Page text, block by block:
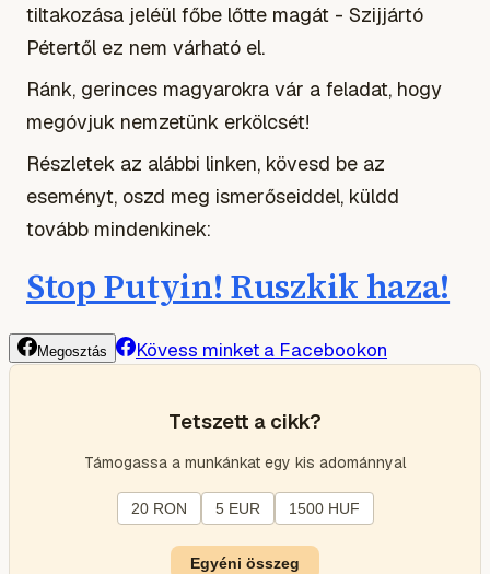
tiltakozása jeléül főbe lőtte magát - Szijjártó
Pétertől ez nem várható el.
Ránk, gerinces magyarokra vár a feladat, hogy
megóvjuk nemzetünk erkölcsét!
Részletek az alábbi linken, kövesd be az
eseményt, oszd meg ismerőseiddel, küldd
tovább mindenkinek:
Stop Putyin! Ruszkik haza!
Megosztás Kövess minket a Facebookon
Tetszett a cikk?
Támogassa a munkánkat egy kis adománnyal
20 RON 5 EUR 1500 HUF
Egyéni összeg